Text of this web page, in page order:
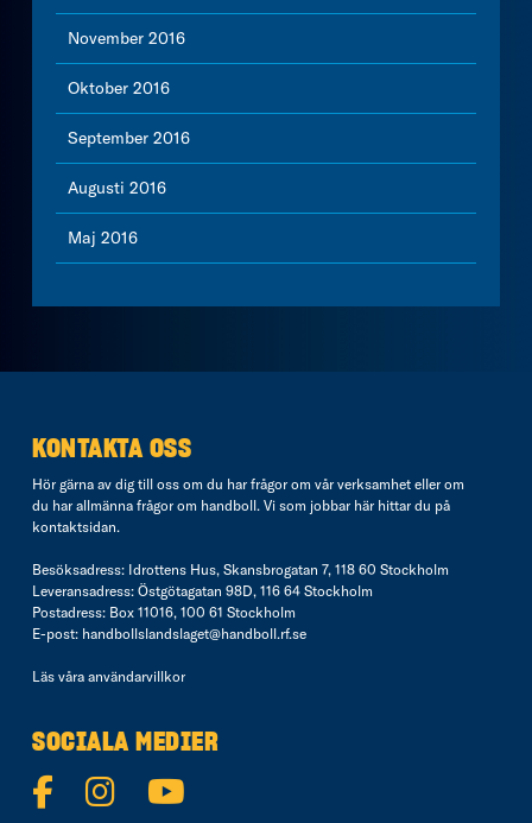
November 2016
Oktober 2016
September 2016
Augusti 2016
Maj 2016
KONTAKTA OSS
Hör gärna av dig till oss om du har frågor om vår verksamhet eller om
du har allmänna frågor om handboll. Vi som jobbar här hittar du på
kontaktsidan.
Besöksadress: Idrottens Hus, Skansbrogatan 7, 118 60 Stockholm
Leveransadress: Östgötagatan 98D, 116 64 Stockholm
Postadress: Box 11016, 100 61 Stockholm
E-post: handbollslandslaget@handboll.rf.se
Läs våra användarvillkor
SOCIALA MEDIER